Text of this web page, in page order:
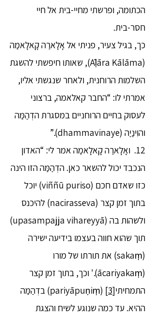
הכתומה, ופרשתי מחיי-בית אל חיי
חסר-בית.
כך, בגיל צעיר, פניתי אל אָלָארַה קָאלָאמַה
(Āḷāra Kālāma), שאותו חיפשתי להשגת
השלמות הרוחנית, ולאחר שנגשתי אליו,
אמרתי לו: “החבר קאלאמה, ברצוני
לעסוק בחיים הרוחניים במסגרת הדְהַמַּה
והוִינַיַה (dhammavinaye).”
12. ואָלָארַה קָאלָאמַה אמר לי: “האדון
הנכבד יכול להשאר כאן. הדְהַמַּה הזו הינה
כזו שאדם חכם (viññū puriso) יוכל
בתוך זמן קצר (nacirasseva) להיכנס
ולשהות בה (upasampajja vihareyyā)
תוך שהוא חווה בעצמו בידיעה ישירה
(sakaṃ) את תורתו של מורו
(ācariyakaṃ).' וכך, בתוך זמן קצר
התמחיתי[3]
(pariyāpuṇiṃ) בדְהַמַּה
ההיא. עד כמה שנוגע לשיח והצגת